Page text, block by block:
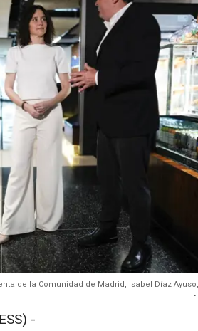
de la Comunidad de Madrid, Isabel Díaz
-
-